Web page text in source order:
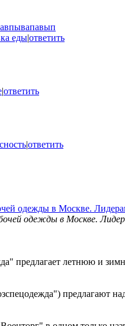
еды|ответить
|ответить
|ответить
одежды в Москве.
предлагает летнюю и
предлагают